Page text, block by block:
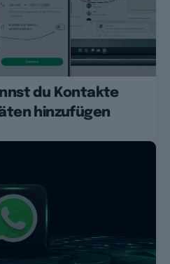
du Kontakte
hinzufügen